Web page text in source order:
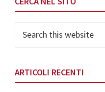
this
website
ARTICOLI RECENTI